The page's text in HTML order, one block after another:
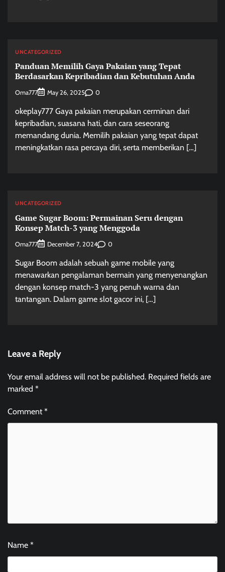
UNCATEGORIZED
Panduan Memilih Gaya Pakaian yang Tepat
Berdasarkan Kepribadian dan Kebutuhan Anda
Oma777 May 26, 2025 0
okeplay777 Gaya pakaian merupakan cerminan dari
kepribadian, suasana hati, dan cara seseorang
memandang dunia. Memilih pakaian yang tepat dapat
meningkatkan rasa percaya diri, serta memberikan […]
UNCATEGORIZED
Game Sugar Boom: Permainan Seru dengan
Konsep Match-3 yang Menggoda
Oma777 December 7, 2024 0
Sugar Boom adalah sebuah game mobile yang
menawarkan pengalaman bermain yang menyenangkan
dengan konsep match-3 yang penuh warna dan
tantangan. Dalam game slot gacor ini, […]
Leave a Reply
Your email address will not be published. Required fields are
marked *
Comment*
Name *